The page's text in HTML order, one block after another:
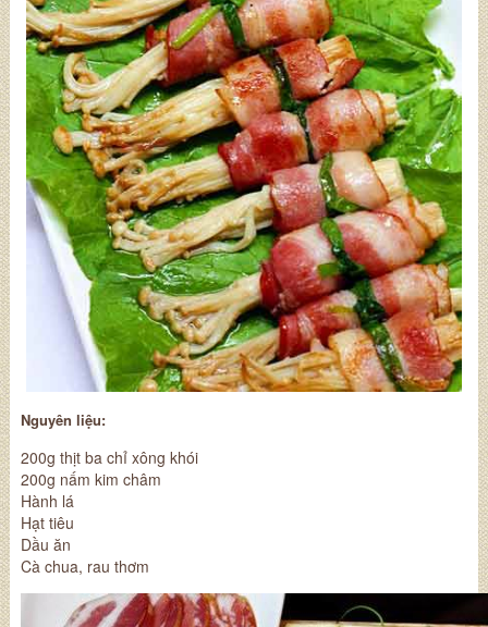
Nguyên liệu:
200g thịt ba chỉ xông khói
200g nấm kim châm
Hành lá
Hạt tiêu
Dầu ăn
Cà chua, rau thơm